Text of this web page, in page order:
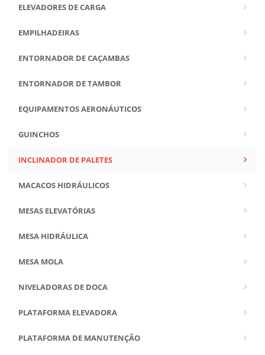
ELEVADORES DE CARGA
EMPILHADEIRAS
ENTORNADOR DE CAÇAMBAS
ENTORNADOR DE TAMBOR
EQUIPAMENTOS AERONÁUTICOS
GUINCHOS
INCLINADOR DE PALETES
MACACOS HIDRÁULICOS
MESAS ELEVATÓRIAS
MESA HIDRÁULICA
MESA MOLA
NIVELADORAS DE DOCA
PLATAFORMA ELEVADORA
PLATAFORMA DE MANUTENÇÃO